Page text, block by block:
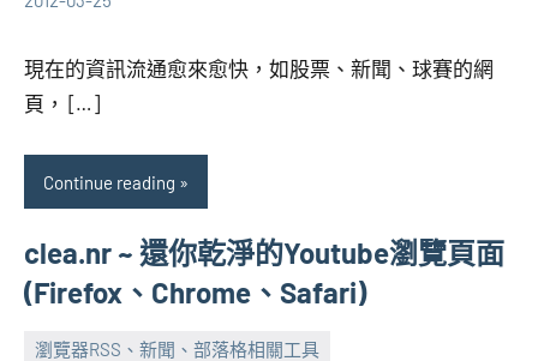
海
comments
現在的資訊流通愈來愈快，如股票、新聞、球賽的網
頁， […]
Continue reading
clea.nr ~ 還你乾淨的Youtube瀏覽頁面
(Firefox、Chrome、Safari)
瀏覽器RSS、新聞、部落格相關工具